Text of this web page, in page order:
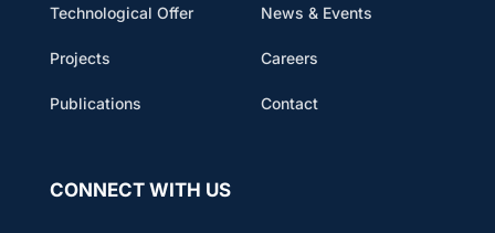
Technological Offer
Projects
Publications
News & Events
Careers
Contact
CONNECT WITH US